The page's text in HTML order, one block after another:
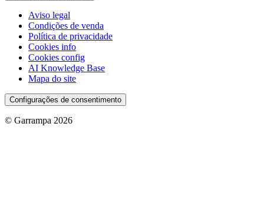
Aviso legal
Condições de venda
Política de privacidade
Cookies info
Cookies config
AI Knowledge Base
Mapa do site
Configurações de consentimento
© Garrampa 2026